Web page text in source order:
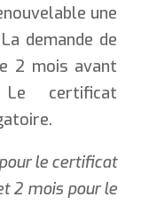
une
demande de
2 mois avant
certificat
le certificat
2 mois pour le